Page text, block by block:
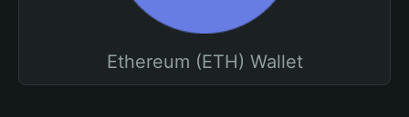
Ethereum (ETH) Wallet